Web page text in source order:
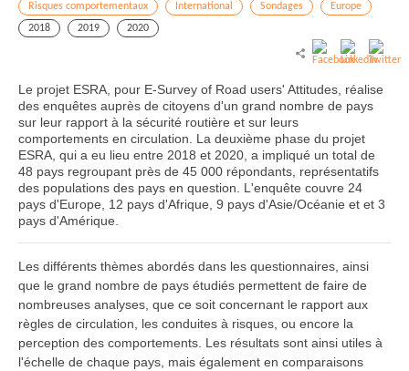
Risques comportementaux International Sondages
Europe
2018
2019 2020
Le projet ESRA, pour E-Survey of Road users' Attitudes, réalise
des enquêtes auprès de citoyens d'un grand nombre de pays
sur leur rapport à la sécurité routière et sur leurs
comportements en circulation. La deuxième phase du projet
ESRA, qui a eu lieu entre 2018 et 2020, a impliqué un total de
48 pays regroupant près de 45 000 répondants, représentatifs
des populations des pays en question. L'enquête couvre 24
pays d'Europe, 12 pays d'Afrique, 9 pays d'Asie/Océanie et et 3
pays d'Amérique.
Les différents thèmes abordés dans les questionnaires, ainsi
que le grand nombre de pays étudiés permettent de faire de
nombreuses analyses, que ce soit concernant le rapport aux
règles de circulation, les conduites à risques, ou encore la
perception des comportements. Les résultats sont ainsi utiles à
l'échelle de chaque pays, mais également en comparaisons